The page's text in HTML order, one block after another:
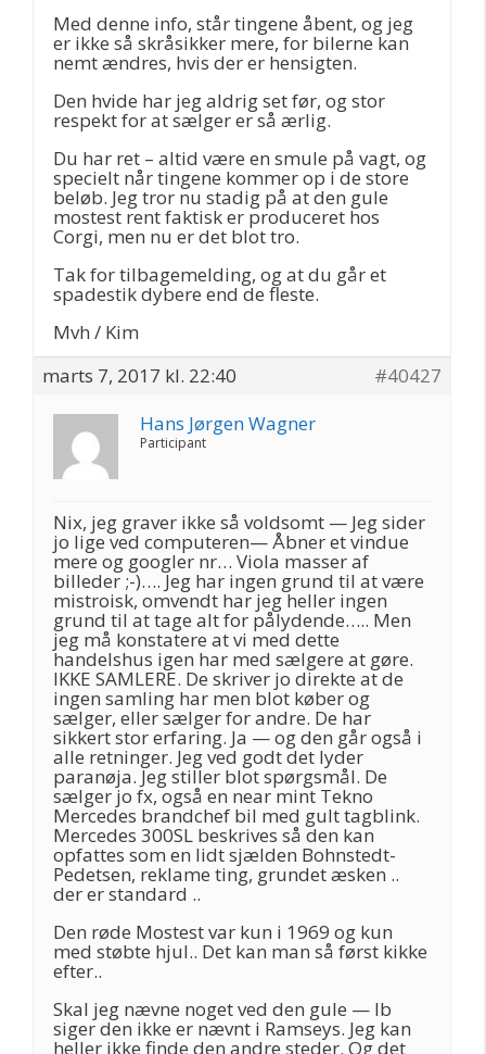
Med denne info, står tingene åbent, og jeg
er ikke så skråsikker mere, for bilerne kan
nemt ændres, hvis der er hensigten.
Den hvide har jeg aldrig set før, og stor
respekt for at sælger er så ærlig.
Du har ret – altid være en smule på vagt, og
specielt når tingene kommer op i de store
beløb. Jeg tror nu stadig på at den gule
mostest rent faktisk er produceret hos
Corgi, men nu er det blot tro.
Tak for tilbagemelding, og at du går et
spadestik dybere end de fleste.
Mvh / Kim
marts 7, 2017 kl. 22:40
#40427
Hans Jørgen Wagner
Participant
Nix, jeg graver ikke så voldsomt — Jeg sider
jo lige ved computeren— Åbner et vindue
mere og googler nr… Viola masser af
billeder ;-)…. Jeg har ingen grund til at være
mistroisk, omvendt har jeg heller ingen
grund til at tage alt for pålydende….. Men
jeg må konstatere at vi med dette
handelshus igen har med sælgere at gøre.
IKKE SAMLERE. De skriver jo direkte at de
ingen samling har men blot køber og
sælger, eller sælger for andre. De har
sikkert stor erfaring. Ja — og den går også i
alle retninger. Jeg ved godt det lyder
paranøja. Jeg stiller blot spørgsmål. De
sælger jo fx, også en near mint Tekno
Mercedes brandchef bil med gult tagblink.
Mercedes 300SL beskrives så den kan
opfattes som en lidt sjælden Bohnstedt-
Pedetsen, reklame ting, grundet æsken ..
der er standard ..
Den røde Mostest var kun i 1969 og kun
med støbte hjul.. Det kan man så først kikke
efter..
Skal jeg nævne noget ved den gule — Ib
siger den ikke er nævnt i Ramseys. Jeg kan
heller ikke finde den andre steder. Og det